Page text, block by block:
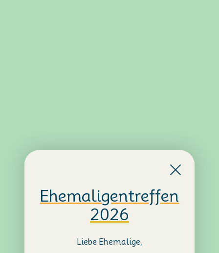
Ehemaligentreffen
2026
Liebe Ehemalige,